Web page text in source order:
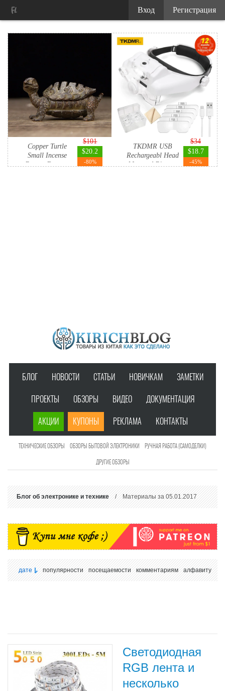
Copper Turtle
Small Incense
Burner Decor...
$101
$20.2
-80%
TKDMR USB
Rechargeabl Head
Mounted Binoc...
$34
$18.7
-45%
БЛОГ НОВОСТИ СТАТЬИ НОВИЧКАМ ЗАМЕТКИ
ПРОЕКТЫ ОБЗОРЫ ВИДЕО ДОКУМЕНТАЦИЯ
АКЦИИ КУПОНЫ РЕКЛАМА КОНТАКТЫ
ТЕХНИЧЕСКИЕ ОБЗОРЫ ОБЗОРЫ БЫТОВОЙ ЭЛЕКТРОНИКИ РУЧНАЯ РАБОТА (САМОДЕЛКИ)
ДРУГИЕ ОБЗОРЫ
Блог об электронике и технике/ Материалы за 05.01.2017
дате популярности посещаемости комментариям алфавиту
Светодиодная
RGB лента и
несколько
Регистрация
Вход